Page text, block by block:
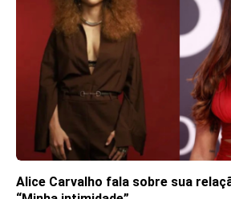
Alice Carvalho fala sobre sua